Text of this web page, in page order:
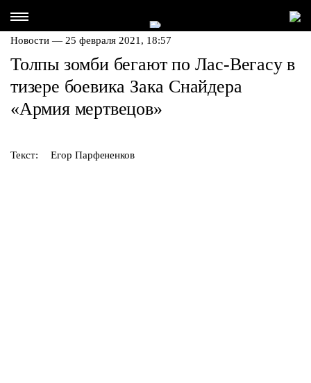
Новости — 25 февраля 2021, 18:57
Толпы зомби бегают по Лас-Вегасу в
тизере боевика Зака Снайдера
«Армия мертвецов»
Текст: Егор Парфененков